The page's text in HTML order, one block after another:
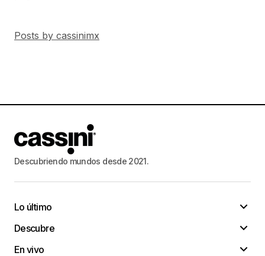
Posts by cassinimx
Descubriendo mundos desde 2021.
Lo último
Descubre
En vivo